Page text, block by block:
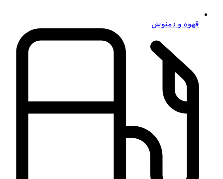
قهوه و دمنوش